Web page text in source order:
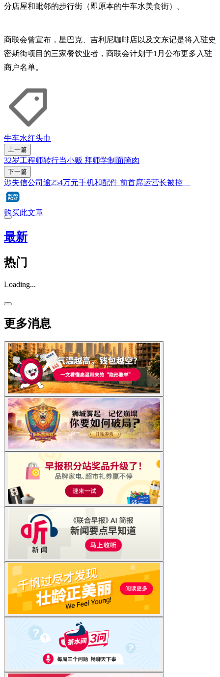
分店屋和毗邻的步行街（即原本的牛车水美食街）。
商联会曾宣布，星巴克、吉利尼咖啡店以及文东记是将入驻史
密斯街项目的三家餐饮业者，商联会计划于1月公布更多入驻
商户名单。
牛车水红头巾
上一篇
32岁工程师转行当小贩 拜师学制面腌肉
下一篇
涉失信公司逾254万元手机和配件 前首席运营长被控
购买此文章
最新
热门
Loading...
更多消息